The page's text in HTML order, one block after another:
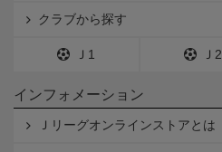
クラブから探す
Ｊ1 Ｊ2
インフォメーション
Ｊリーグオンラインストアとは